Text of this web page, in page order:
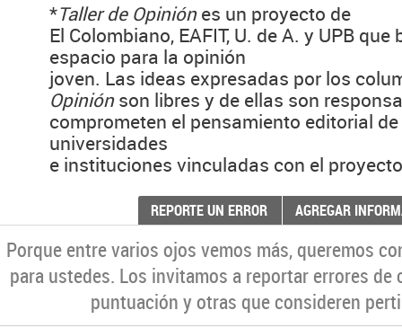
*Taller de Opiniónes un proyecto de
El Colombiano, EAFIT, U. de A. y UPB
espacio para la opinión
joven. Las ideas expresadas por los
Opiniónson libres y de ellas son
comprometen el pensamiento editorial
universidades
e instituciones vinculadas con el
REPORTE UN ERROR AGREGAR
Porque entre varios ojos vemos más, queremos
para ustedes. Los invitamos a reportar errores
puntuación y otras que consideren